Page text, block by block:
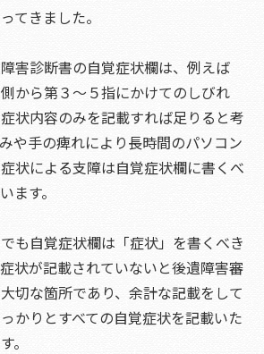
てきました。
害診断書の自覚症状欄は、例えば
側から第３～５指にかけてのしびれ
状内容のみを記載すれば足りると考
や手の痺れにより長時間のパソコン
状による支障は自覚症状欄に書くべ
ます。
も自覚症状欄は「症状」を書くべき
状が記載されていないと後遺障害審
切な箇所であり、余計な記載をして
かりとすべての自覚症状を記載いた
。